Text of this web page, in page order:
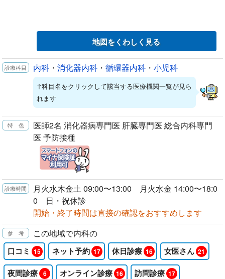
地図をくわしく見る
内科 ・ 消化器内科 ・ 循環器内科 ・ 小児科
↑科目名をクリックして該当する医療機関一覧が見ら
れます
医師2名 消化器病専門医 肝臓専門医 総合内科専門
医 予防接種
月火水木金土 09:00〜13:00 月火水金 14:00〜18:0
0 日・祝休診
開始・終了時間は直接の確認をおすすめします
この地域で内科の
口コミ 15 ネット予約 17 休日診療 16 女医さん 21
夜間診療 6 オンライン診療 16 訪問診療 17